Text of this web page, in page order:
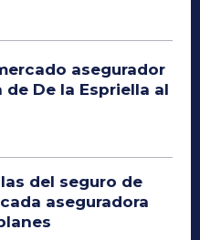
asegurador
De la Espriella al
del seguro de
aseguradora